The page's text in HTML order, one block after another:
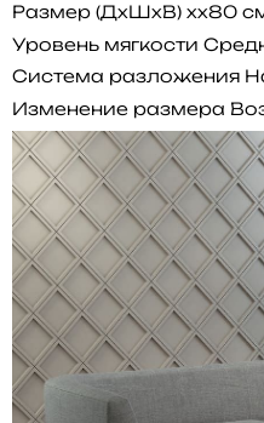
Размер (ДхШхВ) xx80
Уровень мягкости
Система разложения
Изменение размера